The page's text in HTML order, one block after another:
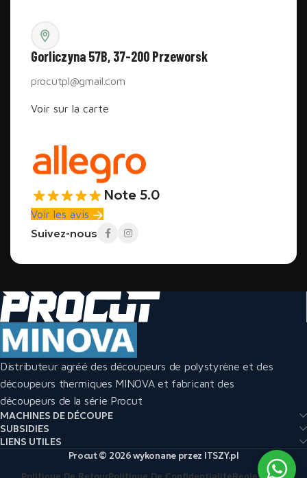
Gorliczyna 57B, 37-200 Przeworsk
procutpl@gmail.com
Voir sur la carte
Note 5.0
Voir les avis
Suivez-nous
Distributeur agréé des découpeurs de polystyrène et des
découpeurs thermiques MINOVA et fabricant des
découpeurs de la série Procut
MACHINES DE DÉCOUPE
SUBSIDIES
LIENS UTILES
Procut © 2026 wykonane przez ITSZY.pl